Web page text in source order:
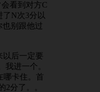
看到对方C
N次3分以
也别跟他过
以后一定要
进一个。
哪卡住。首
2分了。。